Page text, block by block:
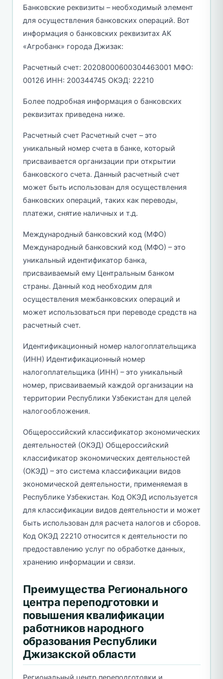
Банковские реквизиты – необходимый элемент
для осуществления банковских операций. Вот
информация о банковских реквизитах АК
«Агробанк» города Джизак:
Расчетный счет: 20208000600304463001 МФО:
00126 ИНН: 200344745 ОКЭД: 22210
Более подробная информация о банковских
реквизитах приведена ниже.
Расчетный счет Расчетный счет – это
уникальный номер счета в банке, который
присваивается организации при открытии
банковского счета. Данный расчетный счет
может быть использован для осуществления
банковских операций, таких как переводы,
платежи, снятие наличных и т.д.
Международный банковский код (МФО)
Международный банковский код (МФО) – это
уникальный идентификатор банка,
присваиваемый ему Центральным банком
страны. Данный код необходим для
осуществления межбанковских операций и
может использоваться при переводе средств на
расчетный счет.
Идентификационный номер налогоплательщика
(ИНН) Идентификационный номер
налогоплательщика (ИНН) – это уникальный
номер, присваиваемый каждой организации на
территории Республики Узбекистан для целей
налогообложения.
Общероссийский классификатор экономических
деятельностей (ОКЭД) Общероссийский
классификатор экономических деятельностей
(ОКЭД) – это система классификации видов
экономической деятельности, применяемая в
Республике Узбекистан. Код ОКЭД используется
для классификации видов деятельности и может
быть использован для расчета налогов и сборов.
Код ОКЭД 22210 относится к деятельности по
предоставлению услуг по обработке данных,
хранению информации и связи.
Преимущества Регионального
центра переподготовки и
повышения квалификации
работников народного
образования Республики
Джизакской области